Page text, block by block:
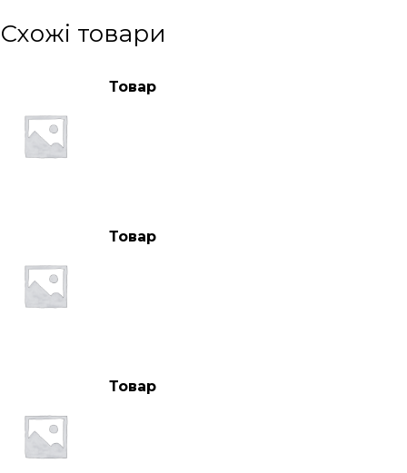
Схожі товари
Товар
Товар
Товар